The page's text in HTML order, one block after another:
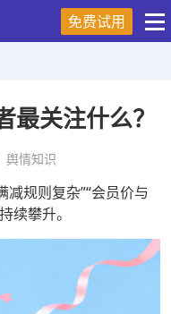
免费试用
关注什么？
舆情知识
减规则复杂”“会员价与
续攀升。